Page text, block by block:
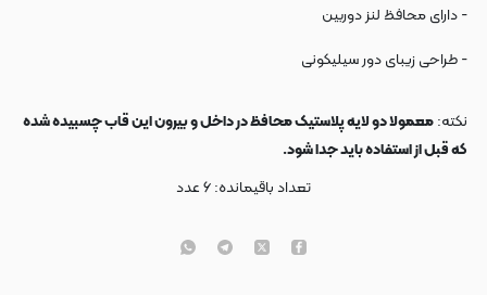
- دارای محافظ لنز دوربین
- طراحی زیبای دور سیلیکونی
نکته:معمولا دو لایه پلاستیک محافظ در داخل و بیرون این قاب چسبیده شده
که قبل از استفاده باید جدا شود.
تعداد باقیمانده:۶عدد